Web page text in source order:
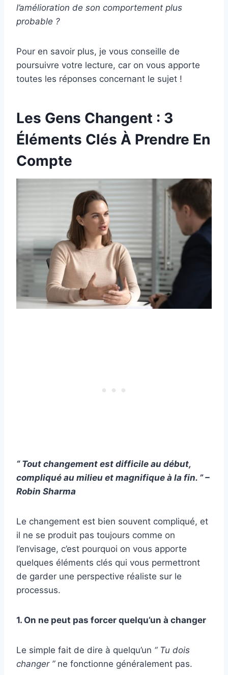
l’amélioration de son comportement plus
probable ?
Pour en savoir plus, je vous conseille de
poursuivre votre lecture, car on vous apporte
toutes les réponses concernant le sujet !
Les Gens Changent : 3
Éléments Clés À Prendre En
Compte
“ Tout changement est difficile au début,
compliqué au milieu et magnifique à la fin. ” –
Robin Sharma
Le changement est bien souvent compliqué, et
il ne se produit pas toujours comme on
l’envisage, c’est pourquoi on vous apporte
quelques éléments clés qui vous permettront
de garder une perspective réaliste sur le
processus.
1. On ne peut pas forcer quelqu’un à changer
Le simple fait de dire à quelqu’un “ Tu dois
changer ”ne fonctionne généralement pas.